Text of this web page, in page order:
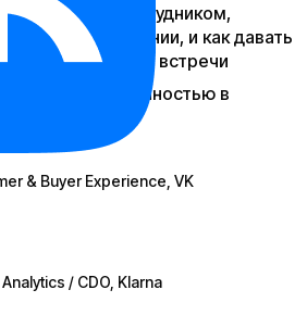
с сотрудником,
развитию компании, и как давать
и проводить 1-2-1 встречи
и уверенностью в
& Buyer Experience , VK
/ CDO , Klarna